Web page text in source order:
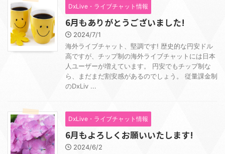
DxLive・ライブチャット情報
6月もありがとうございました!
2024/7/1
海外ライブチャット、堅調です! 歴史的な円安ドル
高ですが、チップ制の海外ライブチャットには日本
人ユーザーが増えています。 円安でもチップ制な
ら、まだまだ割安感があるのでしょう。 従量課金制
のDxLiv ...
DxLive・ライブチャット情報
6月もよろしくお願いいたします!
2024/6/2